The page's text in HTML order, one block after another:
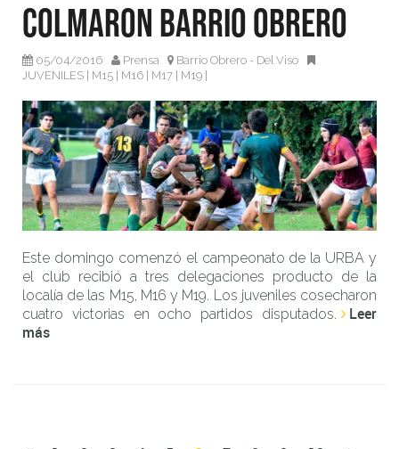
Colmaron Barrio Obrero
05/04/2016 Prensa
Barrio Obrero - Del Viso
JUVENILES
M15 M16 M17 M19
Este domingo comenzó el campeonato de la URBA y
el club recibió a tres delegaciones producto de la
localía de las M15, M16 y M19. Los juveniles cosecharon
cuatro victorias en ocho partidos disputados.
Leer
más